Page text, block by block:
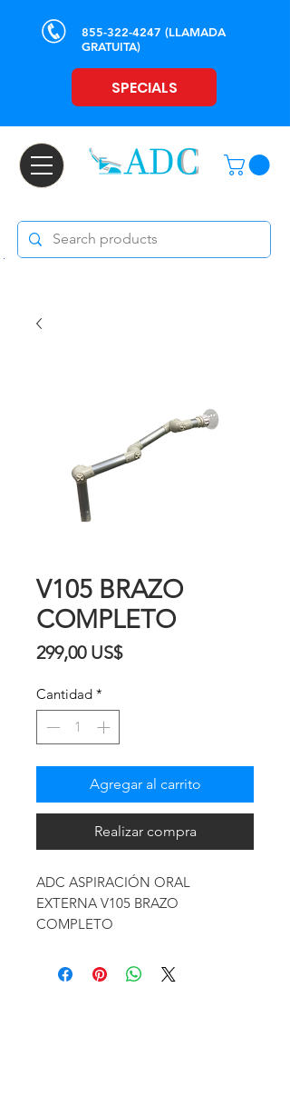
855-322-4247 (LLAMADA
GRATUITA)
SPECIALS
V105 BRAZO
COMPLETO
299,00 US$Precio
Cantidad *
Agregar al carrito
Realizar compra
ADC ASPIRACIÓN ORAL
EXTERNA V105 BRAZO
COMPLETO